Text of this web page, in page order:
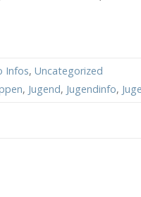
Infos, Uncategorized
, Jugend, Jugendinfo,